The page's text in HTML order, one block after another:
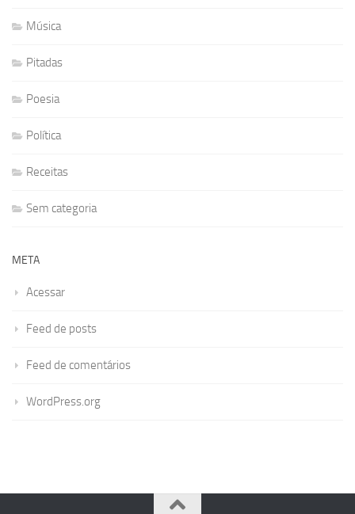
Música
Pitadas
Poesia
Política
Receitas
Sem categoria
META
Acessar
Feed de posts
Feed de comentários
WordPress.org